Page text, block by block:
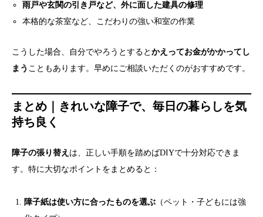
雨戸や玄関の引き戸など、外に面した建具の修理
本格的な茶室など、こだわりの強い和室の作業
こうした場合、自分でやろうとすると かえってお金がかかってし
まう こともあります。早めにご相談いただくのがおすすめです。
まとめ｜きれいな障子で、毎日の暮らしを気
持ち良く
障子の張り替え は、正しい手順を踏めばDIYで十分対応できま
す。特に大切なポイントをまとめると：
障子紙は使い方に合ったものを選ぶ （ペット・子どもには強